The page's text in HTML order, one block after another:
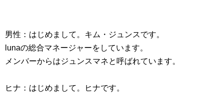
男性：はじめまして。キム・ジュンスです。
lunaの総合マネージャーをしています。
メンバーからはジュンスマネと呼ばれています。
ヒナ：はじめまして。ヒナです。